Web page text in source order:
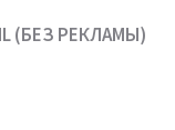
(БЕЗ РЕКЛАМЫ)